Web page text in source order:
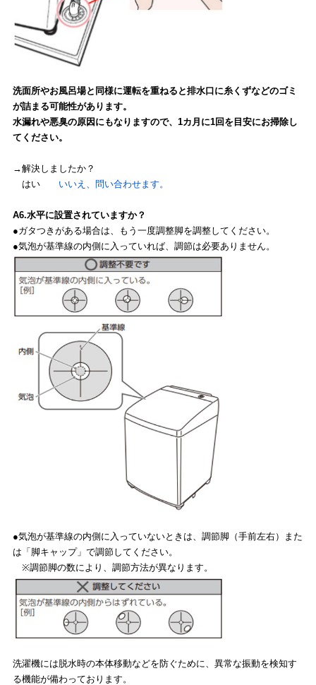
洗面所やお風呂場と同様に運転を重ねると排水口に糸くずなどのゴミ
が詰まる可能性があります。
水漏れや悪臭の原因にもなりますので、1カ月に1回を目安にお掃除し
てください。
→解決しましたか？
はい いいえ、問い合わせます。
A6.水平に設置されていますか？
●ガタつきがある場合は、もう一度調整脚を調整してください。
●気泡が基準線の内側に入っていれば、調節は必要ありません。
●気泡が基準線の内側に入っていないときは、調節脚（手前左右）また
は「脚キャップ」で調節してください。
※調節脚の数により、調節方法が異なります。
洗濯機には脱水時の本体移動などを防ぐために、異常な振動を検知す
る機能が備わっております。